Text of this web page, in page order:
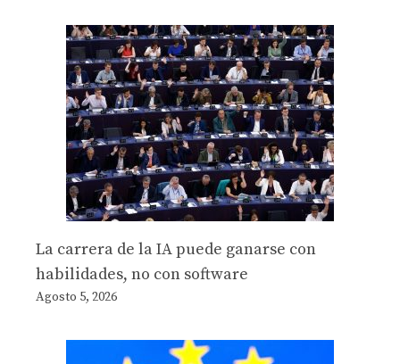
La carrera de la IA puede ganarse con
habilidades, no con software
Agosto 5, 2026